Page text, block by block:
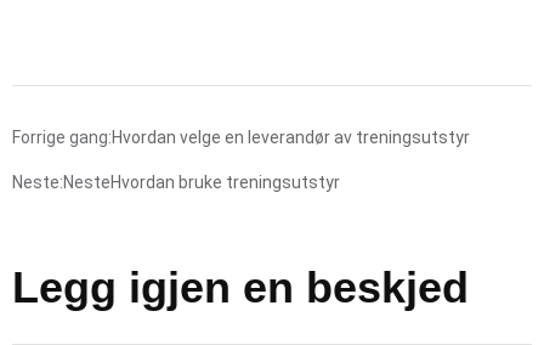
Forrige gang:Hvordan velge en leverandør av treningsutstyr
Neste:NesteHvordan bruke treningsutstyr
Legg igjen en beskjed